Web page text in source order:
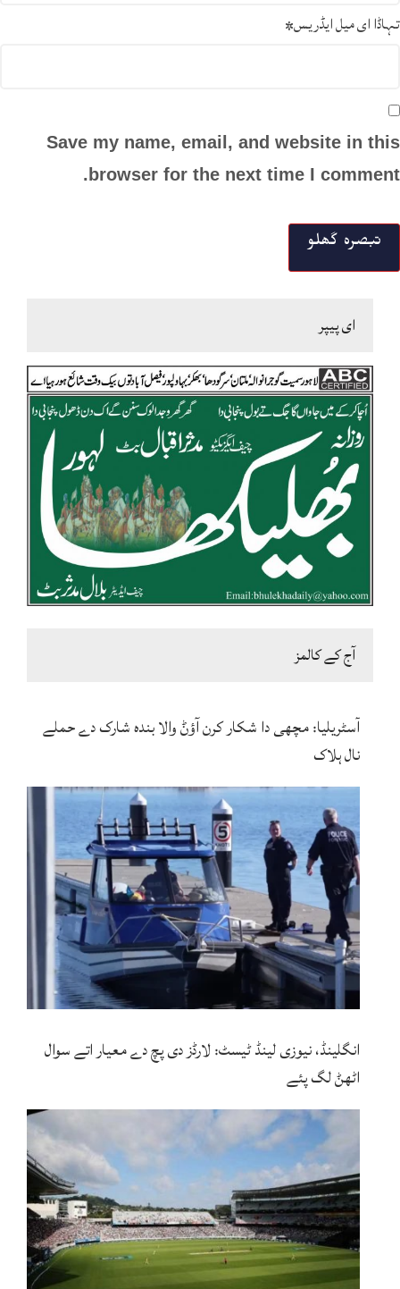
تہاڈا ای میل ایڈریس*
Save my name, email, and website in this
browser for the next time I comment.
ای پیپر
آج کے کالمز
آسٹریلیا: مچھی دا شکار کرن آؤݨ والا بندہ شارک دے حملے
نال ہلاک
انگلینڈ، نیوزی لینڈ ٹیسٹ: لارڈز دی پچ دے معیار اتے سوال
اٹھݨ لگ پئے